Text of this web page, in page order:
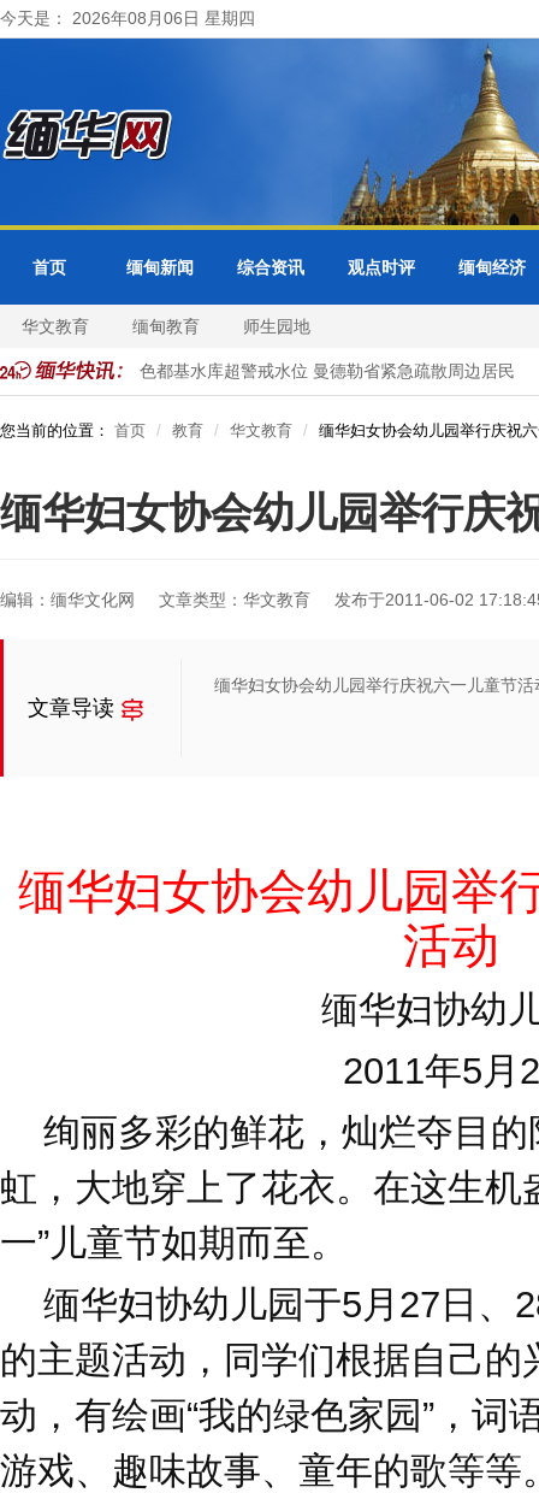
今天是： 2026年08月06日 星期四
首页 缅甸新闻 综合资讯 观点时评 缅甸经济
华文教育 缅甸教育 师生园地
正式访问 色都基水库超警戒水位 曼德勒省紧急疏散周边居民
您当前的位置： 首页 教育 华文教育 缅华妇女协会幼儿园举行庆祝
缅华妇女协会幼儿园举行庆
编辑：缅华文化网 文章类型：华文教育 发布于2011-06-02
文章导读
缅华妇女协会幼儿园举行庆祝六一儿童节活
缅华妇女协会幼儿园举
活动
缅华妇协幼
2011年5月
绚丽多彩的鲜花，灿烂夺目的
虹，大地穿上了花衣。在这生机
一”儿童节如期而至。
缅华妇协幼儿园于5月27日、
的主题活动，同学们根据自己的
动，有绘画“我的绿色家园”，词
游戏、趣味故事、童年的歌等等